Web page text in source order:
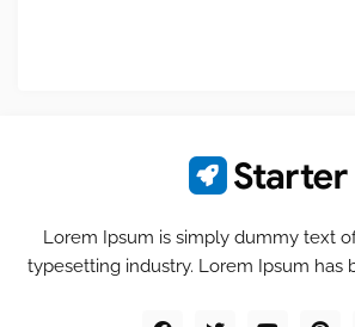
Lorem Ipsum is simply dummy text
typesetting industry. Lorem Ipsum has